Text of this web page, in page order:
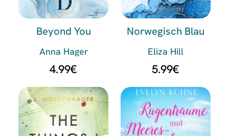
Beyond You
Anna Hager
4.99€
Norwegisch Blau
Eliza Hill
5.99€